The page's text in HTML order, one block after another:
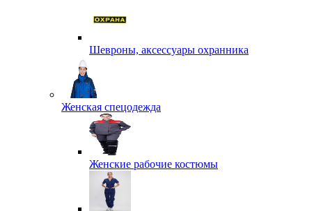
Шевроны, аксессуары охранника
Женская спецодежда
Женские рабочие костюмы